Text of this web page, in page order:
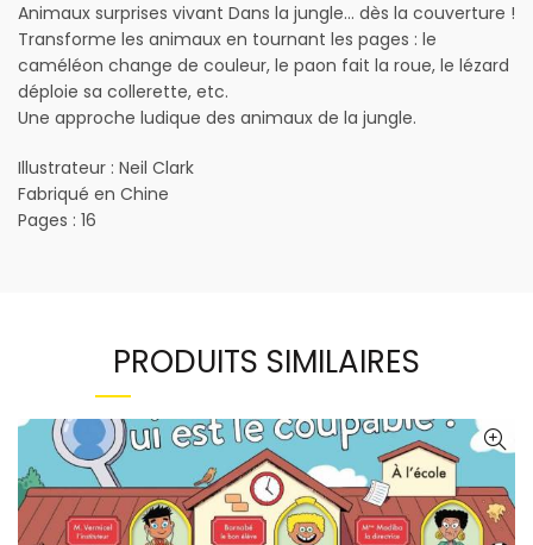
Animaux surprises vivant Dans la jungle… dès la couverture !
Transforme les animaux en tournant les pages : le
caméléon change de couleur, le paon fait la roue, le lézard
déploie sa collerette, etc.
Une approche ludique des animaux de la jungle.
Illustrateur : Neil Clark
Fabriqué en Chine
Pages : 16
PRODUITS SIMILAIRES